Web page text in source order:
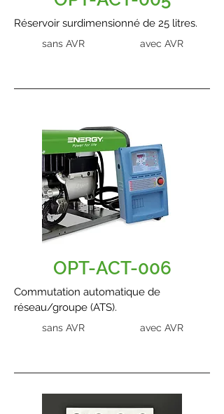
Réservoir surdimensionné de 25 litres.
sans AVR avec AVR
OPT-ACT-006
Commutation automatique de
réseau/groupe (ATS).
sans AVR avec AVR